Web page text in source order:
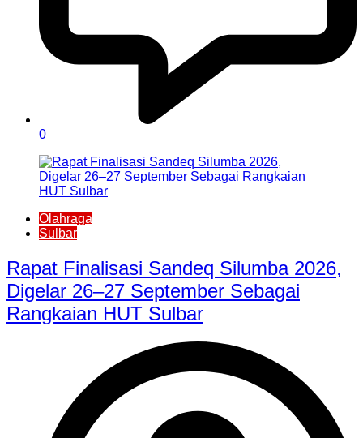
0
Olahraga
Sulbar
Rapat Finalisasi Sandeq Silumba 2026,
Digelar 26–27 September Sebagai
Rangkaian HUT Sulbar